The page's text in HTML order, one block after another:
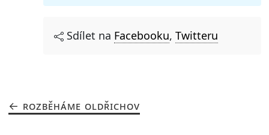
Sdílet na Facebooku, Twitteru
ROZBĚHÁME OLDŘICHOV